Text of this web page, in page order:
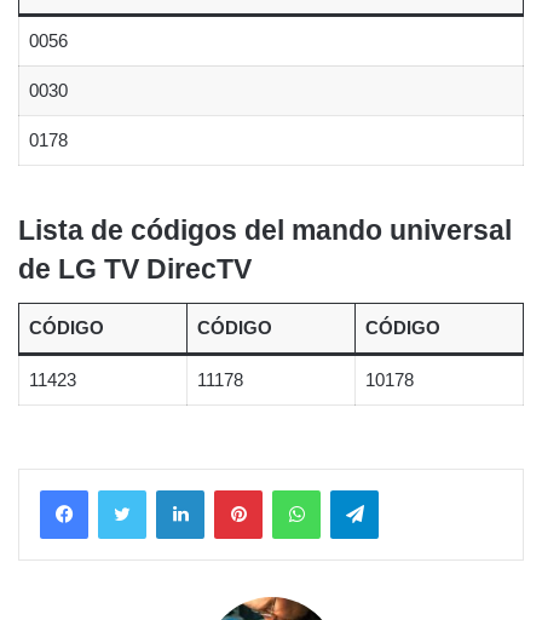
0056
0030
0178
Lista de códigos del mando universal
de LG TV DirecTV
CÓDIGO CÓDIGO CÓDIGO
11423 11178 10178
LinkedInPinterestWhatsAppTelegram